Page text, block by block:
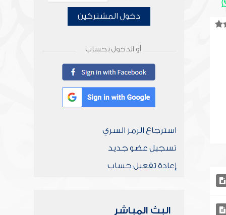
دخول المشتركين
أو الدخول بحساب
استرجاع الرمز السري
تسجيل عضو جديد
إعادة تفعيل حساب
البث المباشر